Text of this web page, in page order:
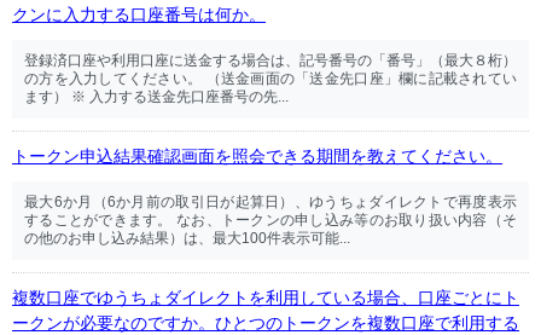
クンに入力する口座番号は何か。
登録済口座や利用口座に送金する場合は、記号番号の「番号」（最大８桁）
の方を入力してください。 （送金画面の「送金先口座」欄に記載されてい
ます） ※ 入力する送金先口座番号の先...
トークン申込結果確認画面を照会できる期間を教えてください。
最大6か月（6か月前の取引日が起算日）、ゆうちょダイレクトで再度表示
することができます。 なお、トークンの申し込み等のお取り扱い内容（そ
の他のお申し込み結果）は、最大100件表示可能...
複数口座でゆうちょダイレクトを利用している場合、口座ごとにト
ークンが必要なのですか。ひとつのトークンを複数口座で利用する